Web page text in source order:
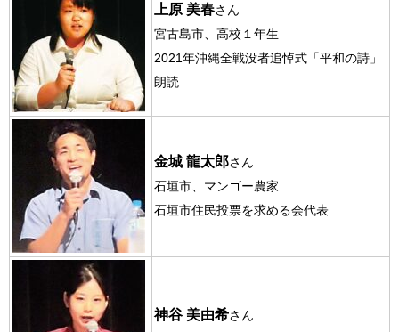
上原 美春さん
宮古島市、高校１年生
2021年沖縄全戦没者追悼式「平和の詩」
朗読
金城 龍太郎さん
石垣市、マンゴー農家
石垣市住民投票を求める会代表
神谷 美由希さん